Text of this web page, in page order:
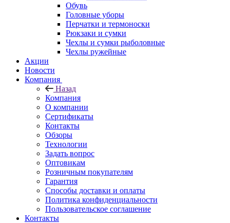
Обувь
Головные уборы
Перчатки и термоноски
Рюкзаки и сумки
Чехлы и сумки рыболовные
Чехлы ружейные
Акции
Новости
Компания
Назад
Компания
О компании
Сертификаты
Контакты
Обзоры
Технологии
Задать вопрос
Оптовикам
Розничным покупателям
Гарантия
Способы доставки и оплаты
Политика конфиденциальности
Пользовательское соглашение
Контакты